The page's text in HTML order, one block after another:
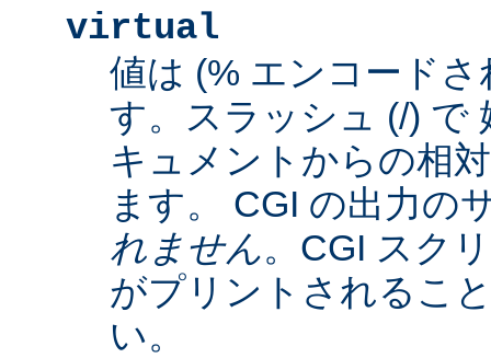
virtual
値は (% エンコード
す。スラッシュ (/) で
キュメントからの相
ます。 CGI の出力の
れません。CGI スク
がプリントされるこ
い。